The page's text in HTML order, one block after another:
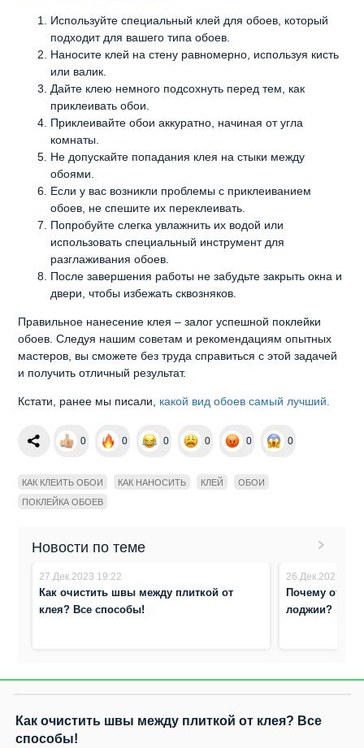
Используйте специальный клей для обоев, который
подходит для вашего типа обоев.
Наносите клей на стену равномерно, используя кисть
или валик.
Дайте клею немного подсохнуть перед тем, как
приклеивать обои.
Приклеивайте обои аккуратно, начиная от угла
комнаты.
Не допускайте попадания клея на стыки между
обоями.
Если у вас возникли проблемы с приклеиванием
обоев, не спешите их переклеивать.
Попробуйте слегка увлажнить их водой или
использовать специальный инструмент для
разглаживания обоев.
После завершения работы не забудьте закрыть окна и
двери, чтобы избежать сквозняков.
Правильное нанесение клея – залог успешной поклейки
обоев. Следуя нашим советам и рекомендациям опытных
мастеров, вы сможете без труда справиться с этой задачей
и получить отличный результат.
Кстати, ранее мы писали, какой вид обоев самый лучший.
0 0 0 0 0 0
КАК КЛЕИТЬ ОБОИ КАК НАНОСИТЬ КЛЕЙ
ОБОИ
ПОКЛЕЙКА ОБОЕВ
Новости по теме
27.Дек.2023 19:22
Как очистить швы между плиткой от
клея? Все способы!
26.Дек.2023
Почему
лоджии?
Как очистить швы между плиткой от клея? Все
способы!